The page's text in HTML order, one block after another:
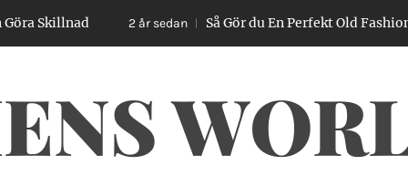
2 år sedan Så Gör du En Perfekt Old Fashioned – Enkel